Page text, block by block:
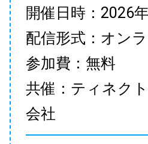
開催日時：2026
配信形式：オン
参加費：無料
共催：ティネク
会社